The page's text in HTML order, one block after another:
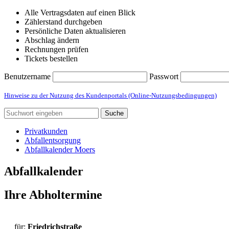
Alle Vertragsdaten auf einen Blick
Zählerstand durchgeben
Persönliche Daten aktualisieren
Abschlag ändern
Rechnungen prüfen
Tickets bestellen
Benutzername Passwort
Hinweise zu der Nutzung des Kundenportals (Online-Nutzungsbedingungen)
Suche
Privatkunden
Abfallentsorgung
Abfallkalender Moers
Abfallkalender
Ihre Abholtermine
für: Friedrichstraße